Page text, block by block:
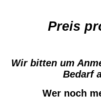
Preis
Wir bitten um
Bedarf
Wer noch